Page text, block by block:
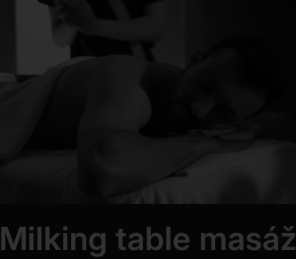
Milking table masáž